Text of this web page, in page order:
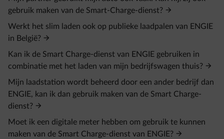
gebruik maken van de Smart-Charge-dienst?
Werkt het slim laden ook op publieke laadpalen van ENGIE
in België?
Kan ik de Smart Charge-dienst van ENGIE gebruiken in
combinatie met het laden van mijn bedrijfswagen thuis?
Mijn laadstation wordt beheerd door een ander bedrijf dan
ENGIE, kan ik dan gebruik maken van de Smart Charge-
dienst?
Moet ik een digitale meter hebben om gebruik te kunnen
maken van de Smart Charge-dienst van ENGIE?